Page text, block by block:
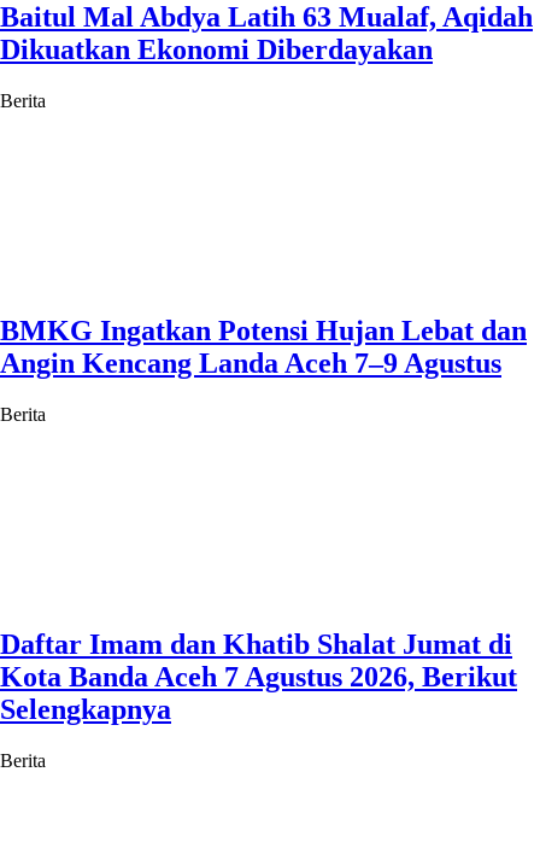
Baitul Mal Abdya Latih 63 Mualaf, Aqidah
Dikuatkan Ekonomi Diberdayakan
Berita
BMKG Ingatkan Potensi Hujan Lebat dan
Angin Kencang Landa Aceh 7–9 Agustus
Berita
Daftar Imam dan Khatib Shalat Jumat di
Kota Banda Aceh 7 Agustus 2026, Berikut
Selengkapnya
Berita